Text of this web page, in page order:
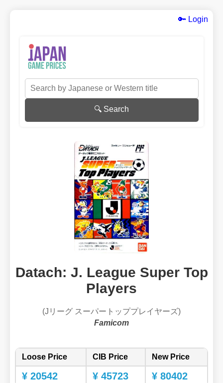
🔑 Login
🔍 Search
Datach: J. League Super Top
Players
(Jリーグ スーパートッププレイヤーズ)
Famicom
Loose Price CIB Price New Price
¥ 20542 ¥ 45723 ¥ 80402